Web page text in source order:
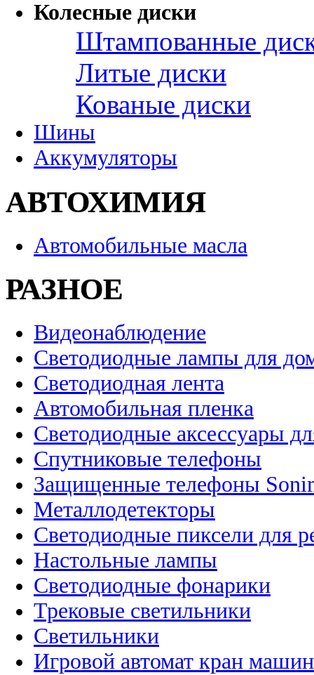
Колесные диски
Штампованные
Литые диски
Кованые диски
Шины
Аккумуляторы
АВТОХИМИЯ
Автомобильные масла
РАЗНОЕ
Видеонаблюдение
Светодиодные лампы для
Светодиодная лента
Автомобильная пленка
Светодиодные аксессуары
Спутниковые телефоны
Защищенные телефоны
Металлодетекторы
Светодиодные пиксели для
Настольные лампы
Светодиодные фонарики
Трековые светильники
Светильники
Игровой автомат кран